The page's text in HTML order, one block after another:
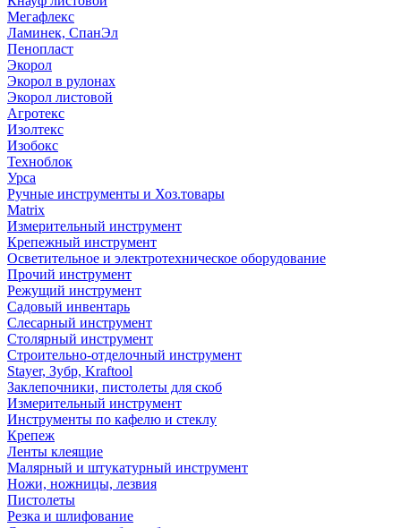
Мегафлекс
Ламинек, СпанЭл
Пенопласт
Экорол
Экорол в рулонах
Экорол листовой
Агротекс
Изолтекс
Изобокс
Техноблок
Урса
Ручные инструменты и Хоз.товары
Matrix
Измерительный инструмент
Крепежный инструмент
Осветительное и электротехническое оборудование
Прочий инструмент
Режущий инструмент
Садовый инвентарь
Слесарный инструмент
Столярный инструмент
Строительно-отделочный инструмент
Stayer, Зубр, Kraftool
Заклепочники, пистолеты для скоб
Измерительный инструмент
Инструменты по кафелю и стеклу
Крепеж
Ленты клеящие
Малярный и штукатурный инструмент
Ножи, ножницы, лезвия
Пистолеты
Резка и шлифование